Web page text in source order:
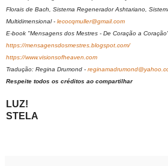
Florais de Bach, Sistema Regenerador Ashtariano,
Multidimensional - lecocqmuller@gmail.com
E-book "Mensagens dos Mestres - De Coração a
https://mensagensdosmestres.blogspot.com/
https://www.visionsofheaven.com
Tradução: Regina Drumond -
Respeite todos os créditos ao compartilhar
LUZ!
STELA